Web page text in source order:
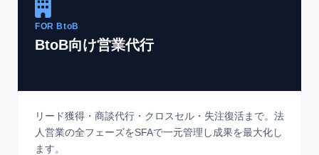
FOR BtoB
BtoB向け営業代行
リード獲得・商談代行・クロスセル・失注復活まで。法
人営業の全フェーズをSFAで一元管理し成果を最大化し
ます。